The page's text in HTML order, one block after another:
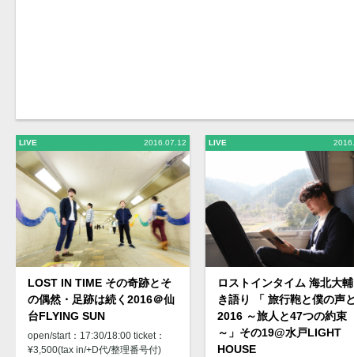
LIVE 2016.07.12
LOST IN TIME その奇跡とそ
の偶然・足跡は続く2016＠仙
台FLYING SUN
open/start：17:30/18:00 ticket：
¥3,500(tax in/+D代/整理番号付)
LIVE
ロストインタイム 海北大
き語り 「 旅行鞄と僕の声
2016 ～旅人と47つの約束
～」その19@水戸LIGHT
HOUSE